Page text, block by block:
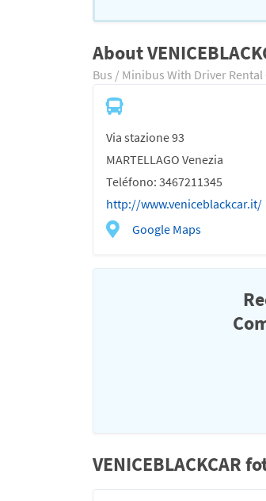
About
Bus / Minibus With Driver
Via stazione 93
MARTELLAGO Venezia
Teléfono: 3467211345
http://www.veniceblackcar.it/
Google Maps